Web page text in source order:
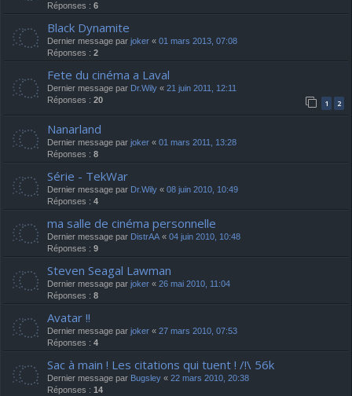
Réponses : 6
Black Dynamite
Dernier message par joker « 01 mars 2013, 07:08
Réponses : 2
Fete du cinéma a Laval
Dernier message par Dr.Wily « 21 juin 2011, 12:11
Réponses : 20 1 2
Nanarland
Dernier message par joker « 01 mars 2011, 13:28
Réponses : 8
Série - TekWar
Dernier message par Dr.Wily « 08 juin 2010, 10:49
Réponses : 4
ma salle de cinéma personnelle
Dernier message par DistrAA « 04 juin 2010, 10:48
Réponses : 9
Steven Seagal Lawman
Dernier message par joker « 26 mai 2010, 11:04
Réponses : 8
Avatar !!
Dernier message par joker « 27 mars 2010, 07:53
Réponses : 4
Sac à main ! Les citations qui tuent ! /!\ 56k
Dernier message par Bugsley « 22 mars 2010, 20:38
Réponses : 14